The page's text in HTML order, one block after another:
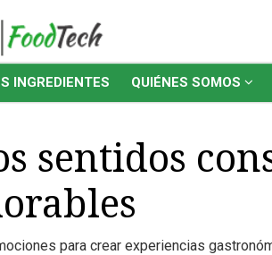
INGREDIENTES QUIÉNES SOMOS
sentidos
para crear experiencias